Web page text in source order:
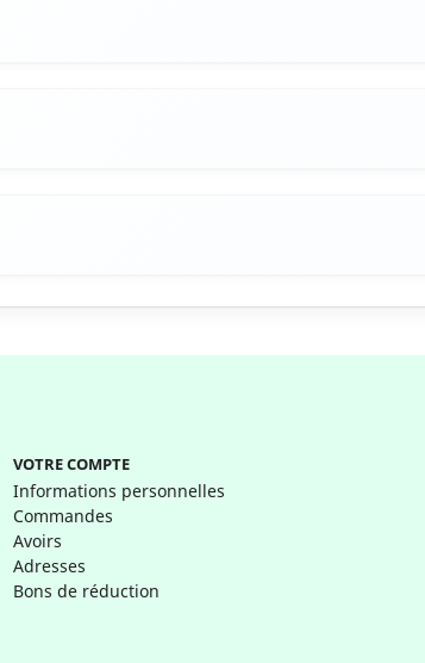
VOTRE COMPTE
Informations personnelles
Commandes
Avoirs
Adresses
Bons de réduction